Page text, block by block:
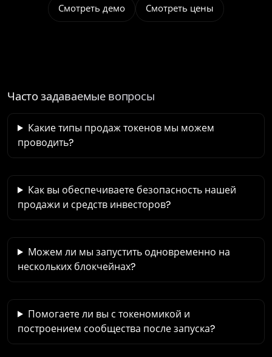
Смотреть демо Смотреть цены
Часто задаваемые вопросы
Какие типы продаж токенов мы можем
проводить?
Как вы обеспечиваете безопасность нашей
продажи и средств инвесторов?
Можем ли мы запустить одновременно на
нескольких блокчейнах?
Помогаете ли вы с токеномикой и
построением сообщества после запуска?